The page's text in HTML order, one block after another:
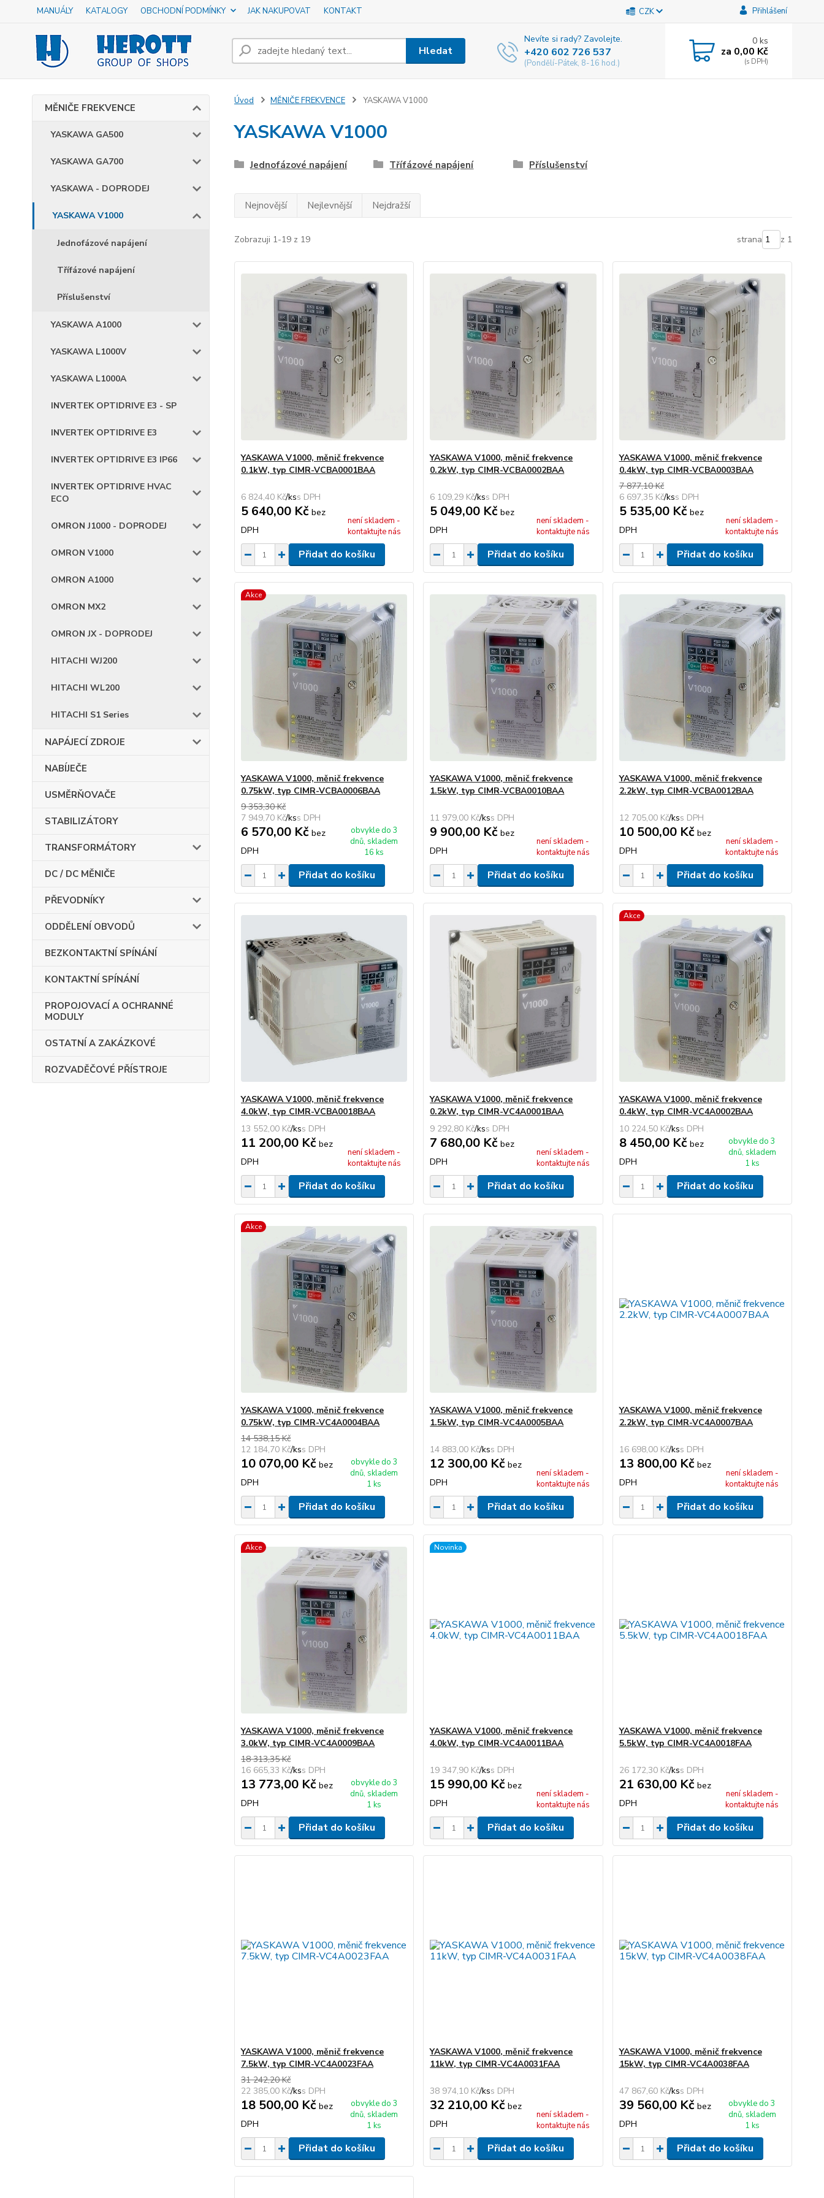
MANUÁLY KATALOGY OBCHODNÍ PODMÍNKY JAK NAKUPOVAT KONTAKT CZK Přihlášení
Hledat
Nevíte si rady? Zavolejte.
+420 602 726 537
(Pondělí-Pátek, 8-16 hod.)
0ks
za 0,00 Kč
MĚNIČE FREKVENCE
YASKAWA GA500
YASKAWA GA700
YASKAWA - DOPRODEJ
YASKAWA V1000
Jednofázové napájení
Třífázové napájení
Příslušenství
YASKAWA A1000
YASKAWA L1000V
YASKAWA L1000A
INVERTEK OPTIDRIVE E3 - SP
INVERTEK OPTIDRIVE E3
INVERTEK OPTIDRIVE E3 IP66
INVERTEK OPTIDRIVE HVAC
ECO
OMRON J1000 - DOPRODEJ
OMRON V1000
OMRON A1000
OMRON MX2
OMRON JX - DOPRODEJ
HITACHI WJ200
HITACHI WL200
HITACHI S1 Series
NAPÁJECÍ ZDROJE
NABÍJEČE
USMĚRŇOVAČE
STABILIZÁTORY
TRANSFORMÁTORY
DC / DC MĚNIČE
PŘEVODNÍKY
ODDĚLENÍ OBVODŮ
BEZKONTAKTNÍ SPÍNÁNÍ
KONTAKTNÍ SPÍNÁNÍ
PROPOJOVACÍ A OCHRANNÉ
MODULY
OSTATNÍ A ZAKÁZKOVÉ
ROZVADĚČOVÉ PŘÍSTROJE
Úvod MĚNIČE FREKVENCE YASKAWA V1000
YASKAWA V1000
Jednofázové napájení Třífázové napájení Příslušenství
Nejnovější Nejlevnější Nejdražší
Zobrazuji 1-19 z 19 strana z 1
YASKAWA V1000, měnič frekvence
0.1kW, typ CIMR-VCBA0001BAA
6 824,40 Kč/ks
5 640,00 Kč bez
DPH
není skladem -
kontaktujte nás
Přidat do košíku
YASKAWA V1000, měnič frekvence
0.2kW, typ CIMR-VCBA0002BAA
6 109,29 Kč/ks
5 049,00 Kčbez
DPH
není skladem -
kontaktujte nás
Přidat do košíku
YASKAWA V1000, měnič frekvence
0.4kW, typ CIMR-VCBA0003BAA
7 877,10 Kč
6 697,35 Kč/ks
5 535,00 Kč bez
DPH
není skladem -
kontaktujte nás
Přidat do košíku
Akce
YASKAWA V1000, měnič frekvence
0.75kW, typ CIMR-VCBA0006BAA
9 353,30 Kč
7 949,70 Kč/ks
6 570,00 Kč bez
DPH
obvykle do 3
dnů, skladem
16 ks
Přidat do košíku
YASKAWA V1000, měnič frekvence
1.5kW, typ CIMR-VCBA0010BAA
11 979,00 Kč/ks
9 900,00 Kčbez
DPH
není skladem -
kontaktujte nás
Přidat do košíku
YASKAWA V1000, měnič frekvence
2.2kW, typ CIMR-VCBA0012BAA
12 705,00 Kč/ks
10 500,00 Kč bez
DPH
není skladem -
kontaktujte nás
Přidat do košíku
YASKAWA V1000, měnič frekvence
4.0kW, typ CIMR-VCBA0018BAA
13 552,00 Kč/ks
11 200,00 Kč bez
DPH
není skladem -
kontaktujte nás
Přidat do košíku
YASKAWA V1000, měnič frekvence
0.2kW, typ CIMR-VC4A0001BAA
9 292,80 Kč/ks
7 680,00 Kčbez
DPH
není skladem -
kontaktujte nás
Přidat do košíku
Akce
YASKAWA V1000, měnič frekvence
0.4kW, typ CIMR-VC4A0002BAA
10 224,50 Kč/ks
8 450,00 Kč bez
DPH
obvykle do 3
dnů, skladem
1 ks
Přidat do košíku
Akce
YASKAWA V1000, měnič frekvence
0.75kW, typ CIMR-VC4A0004BAA
14 538,15 Kč
12 184,70 Kč/ks
10 070,00 Kč bez
DPH
obvykle do 3
dnů, skladem
1 ks
Přidat do košíku
YASKAWA V1000, měnič frekvence
1.5kW, typ CIMR-VC4A0005BAA
14 883,00 Kč/ks
12 300,00 Kčbez
DPH
není skladem -
kontaktujte nás
Přidat do košíku
YASKAWA V1000, měnič frekvence
2.2kW, typ CIMR-VC4A0007BAA
16 698,00 Kč/ks
13 800,00 Kč bez
DPH
není skladem -
kontaktujte nás
Přidat do košíku
Akce
YASKAWA V1000, měnič frekvence
3.0kW, typ CIMR-VC4A0009BAA
18 313,35 Kč
16 665,33 Kč/ks
13 773,00 Kč bez
DPH
obvykle do 3
dnů, skladem
1 ks
Přidat do košíku
Novinka
YASKAWA V1000, měnič frekvence
4.0kW, typ CIMR-VC4A0011BAA
19 347,90 Kč/ks
15 990,00 Kčbez
DPH
není skladem -
kontaktujte nás
Přidat do košíku
YASKAWA V1000, měnič frekvence
5.5kW, typ CIMR-VC4A0018FAA
26 172,30 Kč/ks
21 630,00 Kč bez
DPH
není skladem -
kontaktujte nás
Přidat do košíku
YASKAWA V1000, měnič frekvence
7.5kW, typ CIMR-VC4A0023FAA
31 242,20 Kč
22 385,00 Kč/ks
18 500,00 Kč bez
DPH
obvykle do 3
dnů, skladem
1 ks
Přidat do košíku
YASKAWA V1000, měnič frekvence
11kW, typ CIMR-VC4A0031FAA
38 974,10 Kč/ks
32 210,00 Kčbez
DPH
není skladem -
kontaktujte nás
Přidat do košíku
YASKAWA V1000, měnič frekvence
15kW, typ CIMR-VC4A0038FAA
47 867,60 Kč/ks
39 560,00 Kč bez
DPH
obvykle do 3
dnů, skladem
1 ks
Přidat do košíku